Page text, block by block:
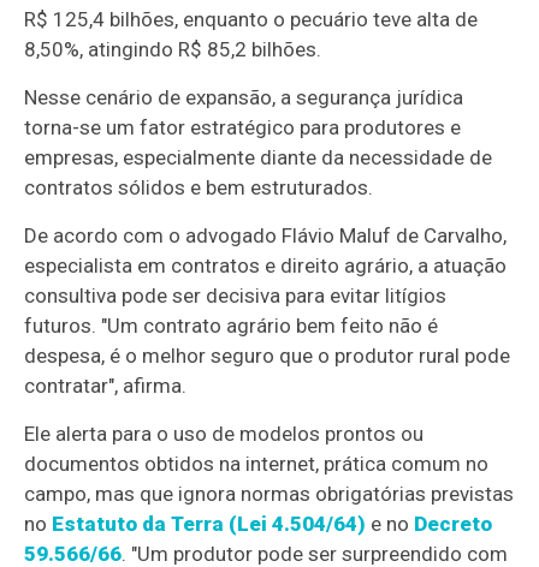
R$ 125,4 bilhões, enquanto o pecuário teve alta de
8,50%, atingindo R$ 85,2 bilhões.
Nesse cenário de expansão, a segurança jurídica
torna-se um fator estratégico para produtores e
empresas, especialmente diante da necessidade de
contratos sólidos e bem estruturados.
De acordo com o advogado Flávio Maluf de Carvalho,
especialista em contratos e direito agrário, a atuação
consultiva pode ser decisiva para evitar litígios
futuros. "Um contrato agrário bem feito não é
despesa, é o melhor seguro que o produtor rural pode
contratar", afirma.
Ele alerta para o uso de modelos prontos ou
documentos obtidos na internet, prática comum no
campo, mas que ignora normas obrigatórias previstas
no Estatuto da Terra (Lei 4.504/64) e no Decreto
59.566/66. "Um produtor pode ser surpreendido com